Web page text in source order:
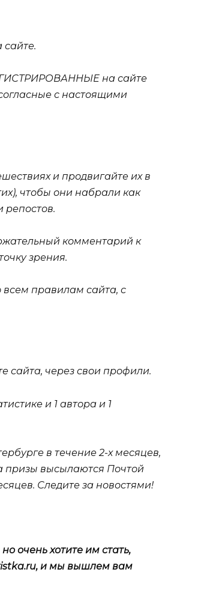
сайте.
на сайте
с настоящими
и продвигайте их в
чтобы они набрали как
репостов.
комментарий к
зрения.
правилам сайта, с
сайта, через свои профили.
и 1 автора и 1
в течение 2-х месяцев,
призы высылаются Почтой
Следите за новостями!
очень хотите им стать,
, и мы вышлем вам